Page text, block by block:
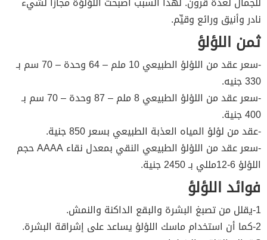
نادر وأنيق ورائع وقيِّم.
ثمن اللؤلؤ
-سعر عقد من اللؤلؤ الطبيعي 10 ملم – 64 وحدة – 70 سم بـ
330 جنيه.
-سعر عقد من اللؤلؤ الطبيعي 8 ملم – 87 وحدة – 70 سم بـ
400 جنية.
-عقد من لؤلؤ المياه العذبة الطبيعي بسعر 850 جنية.
-سعر عقد من اللؤلؤ الطبيعي النقي بمعدل نقاء AAAA حجم
اللؤلؤ 6-12مللي بـ 2450 جنية.
فوائد اللؤلؤ
1-يقلل من تصبغ البشرة والبقع الداكنة والنمش.
2-كما أن استخدام ماسك اللؤلؤ يساعد على إشراقة البشرة.